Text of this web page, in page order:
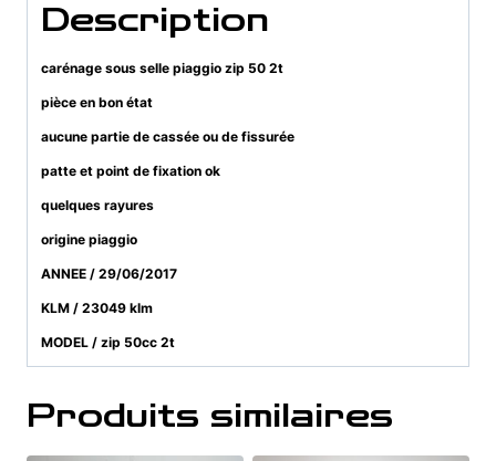
Description
carénage sous selle piaggio zip 50 2t
pièce en bon état
aucune partie de cassée ou de fissurée
patte et point de fixation ok
quelques rayures
origine piaggio
ANNEE / 29/06/2017
KLM / 23049 klm
MODEL / zip 50cc 2t
Produits similaires